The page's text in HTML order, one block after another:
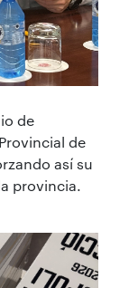
de
de
así su
provincia.